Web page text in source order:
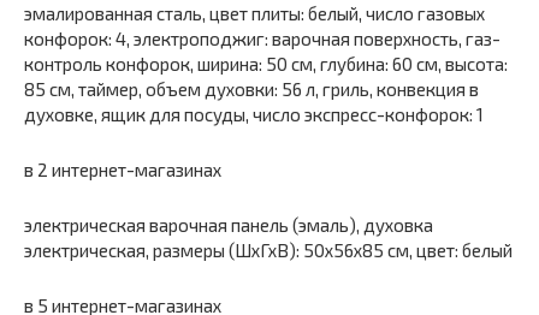
эмалированная сталь, цвет плиты: белый, число газовых
конфорок: 4, электроподжиг: варочная поверхность, газ-
контроль конфорок, ширина: 50 см, глубина: 60 см, высота:
85 см, таймер, объем духовки: 56 л, гриль, конвекция в
духовке, ящик для посуды, число экспресс-конфорок: 1
в 2 интернет-магазинах
электрическая варочная панель (эмаль), духовка
электрическая, размеры (ШхГхВ): 50x56x85 см, цвет: белый
в 5 интернет-магазинах